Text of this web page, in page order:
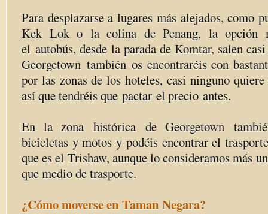
Para desplazarse a lugares más alejados, como
Kek Lok o la colina de Penang, la opción
el autobús, desde la parada de Komtar, salen
Georgetown también os encontraréis con
por las zonas de los hoteles, casi ninguno
así que tendréis que pactar el precio antes.
En la zona histórica de Georgetown
bicicletas y motos y podéis encontrar el
que es el Trishaw, aunque lo consideramos más
que medio de trasporte.
¿Cómo moverse en Taman Negara?